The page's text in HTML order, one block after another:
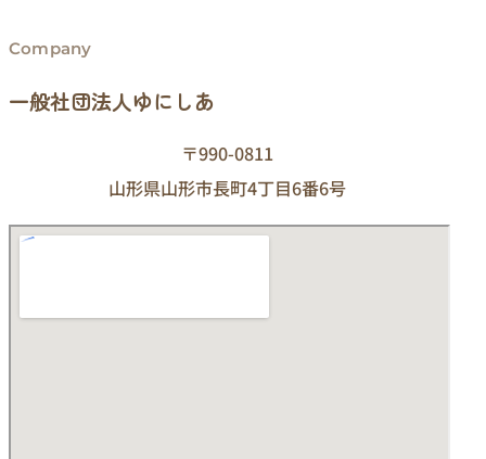
Company
一般社団法人ゆにしあ
〒990-0811
山形県山形市長町4丁目6番6号